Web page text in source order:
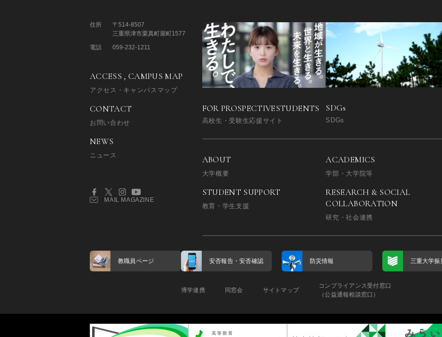
FOR PROSPECTIVESTUDENTS
高校生・受験生応援サイト
SDGs
SDGs
ABOUT
大学概要
ACADEMICS
学部・大学院等
STUDENT SUPPORT
教育・学生支援
RESEARCH & SOCIAL
COLLABORATION
研究・社会連携
住所
〒514-8507
三重県津市栗真町屋町1577
電話
059-232-1211
ACCESS , CAMPUS MAP
アクセス・キャンパスマップ
CONTACT
お問い合わせ
NEWS
ニュース
MAIL MAGAZINE
教職員ページ 安否報告・安否確認 防災情報 三重大学振
博学連携 同窓会 サイトマップ
コンプライアンス受付窓口
（公益通報相談窓口）